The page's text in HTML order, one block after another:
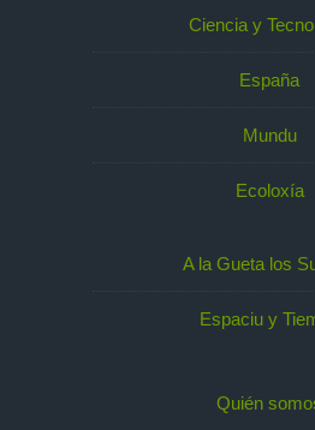
Ciencia y
España
Mundu
Ecoloxía
A la Gueta los
Espaciu y
Quién